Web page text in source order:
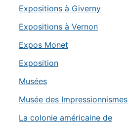
Expositions à Giverny
Expositions à Vernon
Expos Monet
Exposition
Musées
Musée des Impressionnismes
La colonie américaine de